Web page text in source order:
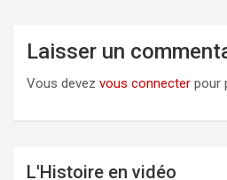
Laisser un
Vous devez vous connecter pour
L'Histoire en vidéo